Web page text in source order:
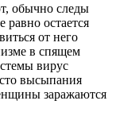
обычно следы
равно остается
от него
в спящем
вирус
высыпания
заражаются